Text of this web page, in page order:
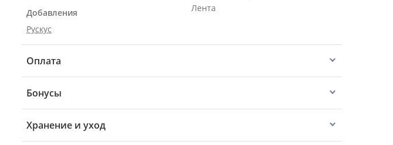
Добавления
Рускус
Лента
Оплата
Бонусы
Хранение и уход